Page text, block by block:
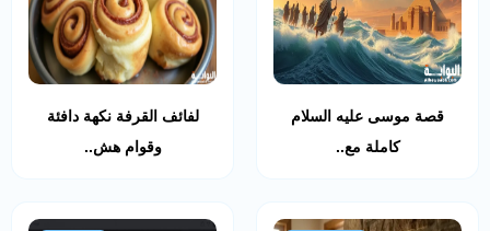
قصة موسى عليه السلام
كاملة مع..
لفائف القرفة نكهة دافئة
وقوام هش..